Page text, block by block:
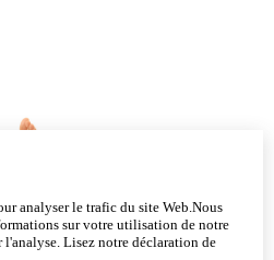
analyser le trafic du site Web.Nous
sur votre utilisation de notre
l'analyse. Lisez notre déclaration de